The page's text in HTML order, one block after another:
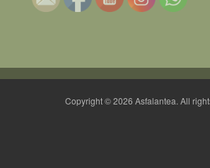
Copyright © 2026 Asfalantea. All